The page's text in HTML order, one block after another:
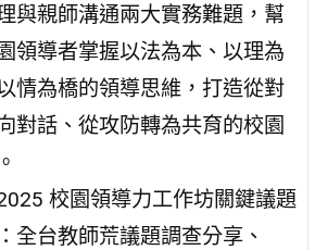
與親師溝通兩大實務難題，幫
領導者掌握以法為本、以理為
情為橋的領導思維，打造從對
對話、從攻防轉為共育的校園
校園領導力工作坊關鍵議題
全台教師荒議題調查分享、